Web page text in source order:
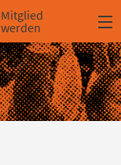
Mitglied
werden